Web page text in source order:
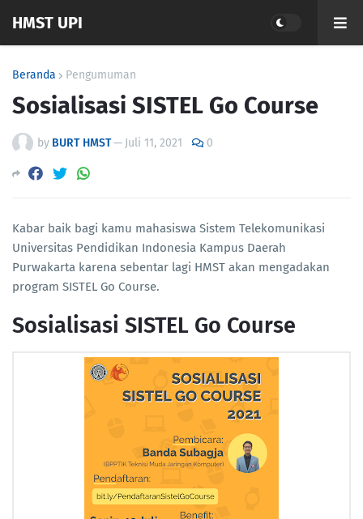
HMST UPI
Beranda Pengumuman
Sosialisasi SISTEL Go Course
by BURT HMST— Juli 11, 2021 0
Kabar baik bagi kamu mahasiswa Sistem Telekomunikasi
Universitas Pendidikan Indonesia Kampus Daerah
Purwakarta karena sebentar lagi HMST akan mengadakan
program SISTEL Go Course.
Sosialisasi SISTEL Go Course